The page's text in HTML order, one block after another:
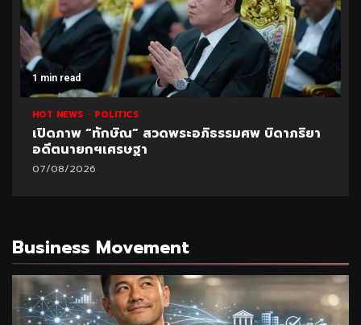
1 min read
HOT NEWS POLITICS
เปิดภาพ “ทักษิณ” สวดพระอภิธรรมศพ บิดาภริยา
อดีตนายกฯเศรษฐา
07/08/2026
Business Movement